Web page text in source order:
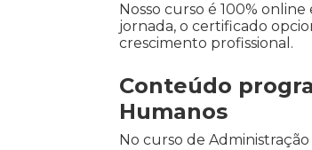
Nosso curso é 100%
jornada, o certificado
crescimento profissional.
Conteúdo
Humanos
No curso de